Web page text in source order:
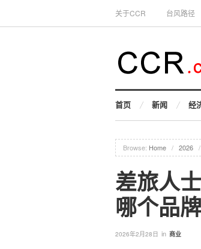
关于CCR 台风路径
首页 新闻 经
Browse: Home / 2026 /
差旅人
哪个品
2026年2月28日 in 商业